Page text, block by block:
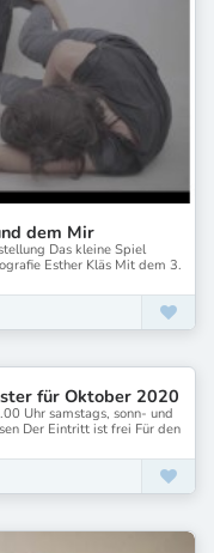
Kunst
Main
dem Mir
Das kleine Spiel
Esther Kläs Mit dem 3.
für Oktober 2020
Uhr samstags, sonn- und
Der Eintritt ist frei Für den